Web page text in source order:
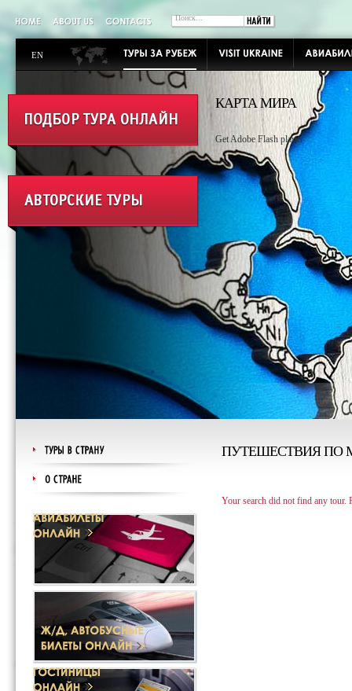
EN
КАРТА МИРА
Get Adobe Flash player
ПУТЕШЕСТВИЯ ПО
Your search did not find any tour.